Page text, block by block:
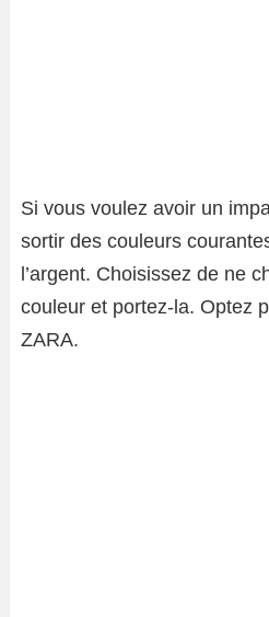
Si vous voulez avoir un
sortir des couleurs
l’argent. Choisissez de ne
couleur et portez-la. Optez
ZARA.